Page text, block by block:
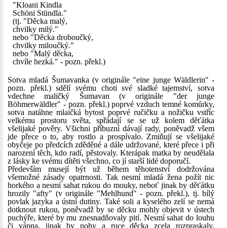
"Kloani Kindla
Schöni Stündla."
(tj. "Děcka malý,
chvilky milý."
nebo "Děcka droboučký,
chvilky miloučký."
nebo "Malý děcka,
chvíle hezká." - pozn. překl.)
Sotva mladá Šumavanka (v originále "eine junge Wäldlerin" -
pozn. překl.) sdělí svému choti své sladké tajemství, sotva
vdechne maličký Šumavan (v originále "der junge
Böhmerwäldler" - pozn. překl.) poprvé vzduch temné komůrky,
sotva natáhne mlaičká bytost poprvé ručičku a nožičku vstříc
velkému prostoru světa, spřádají se se už kolem děťátka
všelijaké pověry. Všichni příbuzní dávají rady, poněvadž všem
jde přece o to, aby rostlo a prospívalo. Zmiňují se všelijaké
obyčeje po předcích zděděné a dále udržované, které přece i při
narození těch, kdo radí, pěstovaly. Kterápak matka by neudělala
z lásky ke svému dítěti všechno, co jí starší lidé doporučí.
Především musejí být už během těhotenství dodržována
všemožné zásady opatrnosti. Tak nesmí mladá žena požít nic
horkého a nesmí sahat rukou do mouky, neboť jinak by děťátku
hrozily "afty" (v originále "Mehlhund" - pozn. překl.), tj. bílý
povlak jazyka a ústní dutiny. Také soli a kyselého zelí se nemá
dotknout rukou, poněvadž by se děcku mohly objevit v ústech
puchýře, které by mu znesnadňovaly pití. Nesmí sahat do louhu
či vápna, jinak by nohy a ruce děcka zcela rozpraskaly,